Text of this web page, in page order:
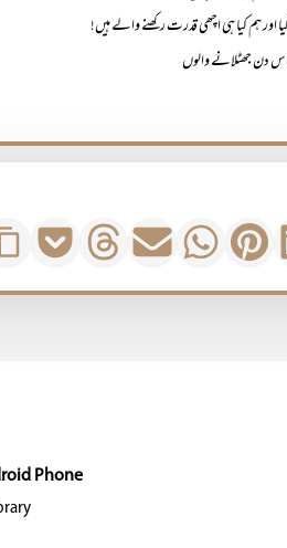
ہم کیا ہی اچھی قدرت رکھنے والے ہیں!
دن جھٹلانے والوں
Phone